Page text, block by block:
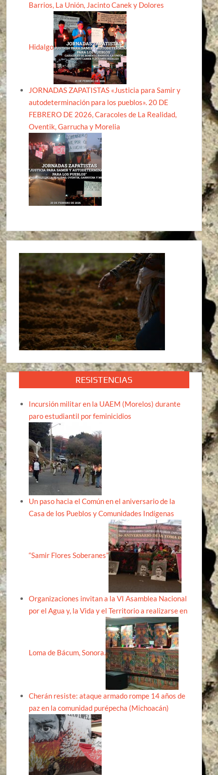
Barrios, La Unión, Jacinto Canek y Dolores
Hidalgo
JORNADAS ZAPATISTAS «Justicia para Samir y
autodeterminación para los pueblos». 20 DE
FEBRERO DE 2026, Caracoles de La Realidad,
Oventik, Garrucha y Morelia
RESISTENCIAS
Incursión militar en la UAEM (Morelos) durante
paro estudiantil por feminicidios
Un paso hacia el Común en el aniversario de la
Casa de los Pueblos y Comunidades Indígenas
“Samir Flores Soberanes”
Organizaciones invitan a la VI Asamblea Nacional
por el Agua y, la Vida y el Territorio a realizarse en
Loma de Bácum, Sonora.
Cherán resiste: ataque armado rompe 14 años de
paz en la comunidad purépecha (Michoacán)